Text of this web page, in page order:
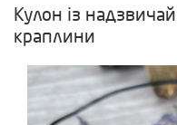
Кулон із
краплини